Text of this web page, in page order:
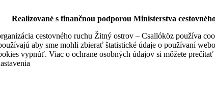
Realizované s finančnou podporou Ministerstva
cestovného ruchu Žitný ostrov – Csallóköz používa
aby sme mohli zbierať štatistické údaje o používaní
vypnúť. Viac o ochrane osobných údajov si môžete prečítať